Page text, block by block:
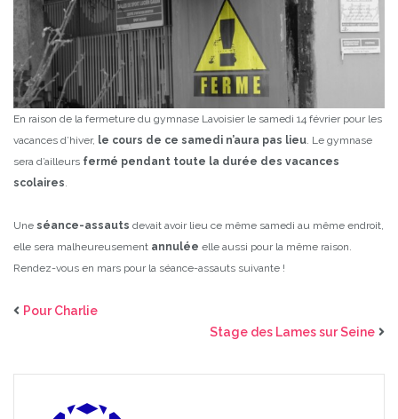
En raison de la fermeture du gymnase Lavoisier le samedi 14 février pour les
vacances d’hiver, le cours de ce samedi n’aura pas lieu . Le gymnase
sera d’ailleurs fermé pendant toute la durée des vacances
scolaires
Une séance-assauts devait avoir lieu ce même samedi au même endroit,
elle sera malheureusement annulée elle aussi pour la même raison.
Rendez-vous en mars pour la séance-assauts suivante !
Pour Charlie
Stage des Lames sur Seine